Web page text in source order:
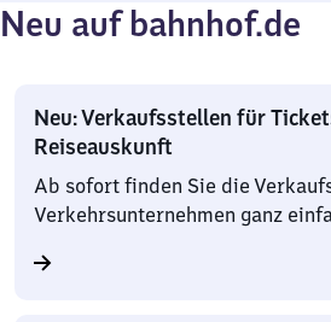
Neu auf bahnhof.de
Neu: Verkaufsstellen für
Reiseauskunft
Ab sofort finden Sie die
Verkehrsunternehmen ganz